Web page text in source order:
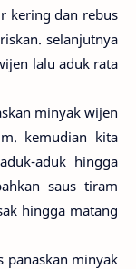
kering dan rebus
selanjutnya
lalu aduk rata
minyak wijen
kemudian kita
aduk hingga
saus tiram
hingga matang
panaskan minyak